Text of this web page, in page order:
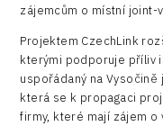
zájemcům o místní joint-
Projektem CzechLink
kterými podporuje příliv
uspořádaný na
která se k propagaci
firmy, které mají zájem